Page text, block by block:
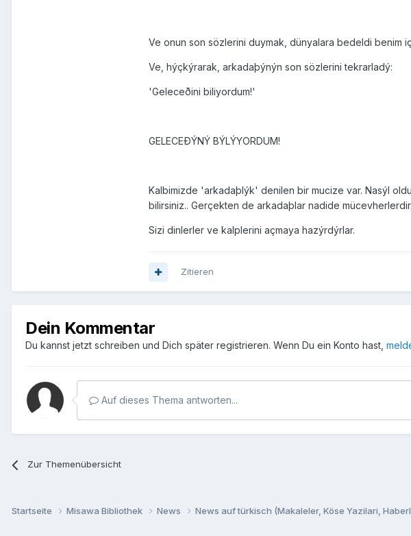
Ve onun son sözlerini duymak, dünyalara bedeldi benim
Ve, hýçkýrarak, arkadaþýnýn son sözlerini tekrarladý:
'Geleceðini biliyordum!'
GELECEÐÝNÝ BÝLÝYORDUM!
Kalbimizde 'arkadaþlýk' denilen bir mucize var. Nasýl
bilirsiniz.. Gerçekten de arkadaþlar nadide
Sizi dinlerler ve kalplerini açmaya hazýrdýrlar.
Zitieren
Dein Kommentar
Du kannst jetzt schreiben und Dich später registrieren. Wenn Du ein Konto hast,
Auf dieses Thema antworten...
Zur Themenübersicht
Startseite Misawa Bibliothek News News auf türkisch (Makaleler, Köse Yazilari,